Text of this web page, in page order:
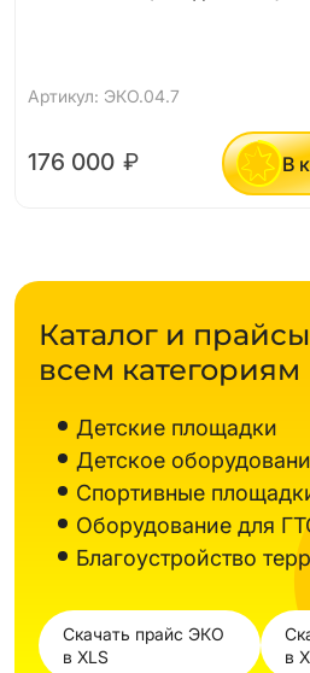
Артикул: ЭКО.04.7
176 000 ₽ В
Каталог и
всем категориям
Детские площадки
Детское
Спортивные
Оборудование для
Благоустройство
Скачать прайс ЭКО
в XLS
в